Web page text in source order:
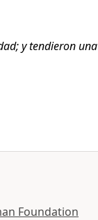
y tendieron una
Foundation